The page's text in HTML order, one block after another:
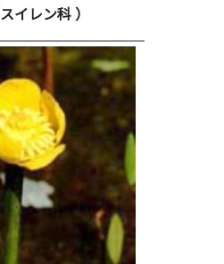
スイレン科 ）